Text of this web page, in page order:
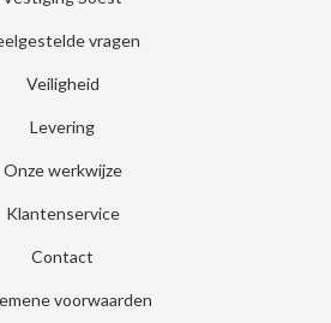
vragen
Veiligheid
Levering
Onze werkwijze
Klantenservice
Contact
voorwaarden